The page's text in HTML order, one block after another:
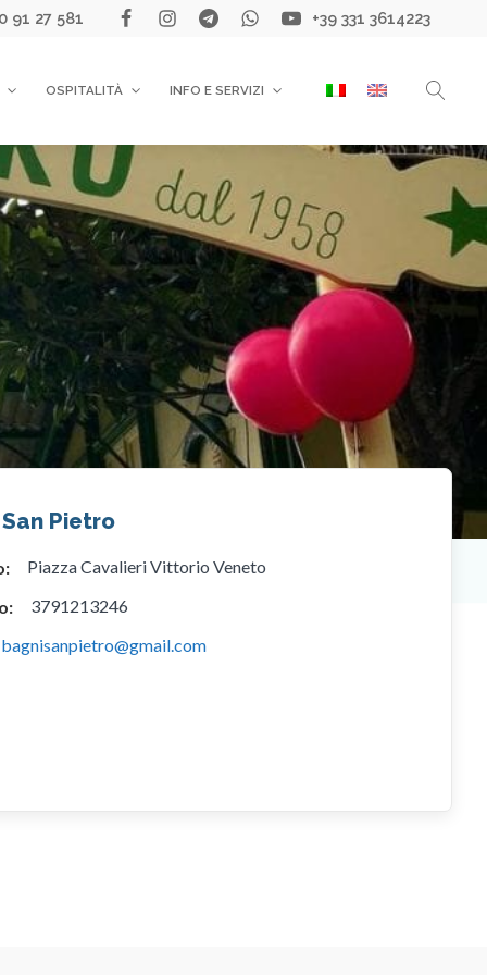
91 27 581 +39 331 3614223
OSPITALITÀ INFO E SERVIZI
Pietro
Piazza Cavalieri Vittorio Veneto
3791213246
bagnisanpietro@gmail.com